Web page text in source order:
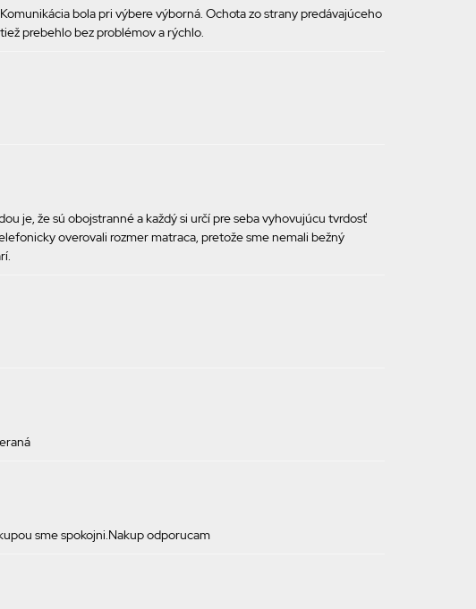
bola pri výbere výborná. Ochota zo strany predávajúceho
prebehlo bez problémov a rýchlo.
je, že sú obojstranné a každý si určí pre seba vyhovujúcu tvrdosť
overovali rozmer matraca, pretože sme nemali bežný
sme spokojni.Nakup odporucam